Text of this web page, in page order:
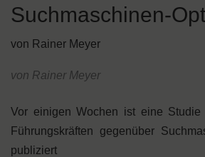
Suchmaschinen-
von Rainer Meyer
von Rainer Meyer
Vor einigen Wochen ist eine
Führungskräften gegenüber
publiziert